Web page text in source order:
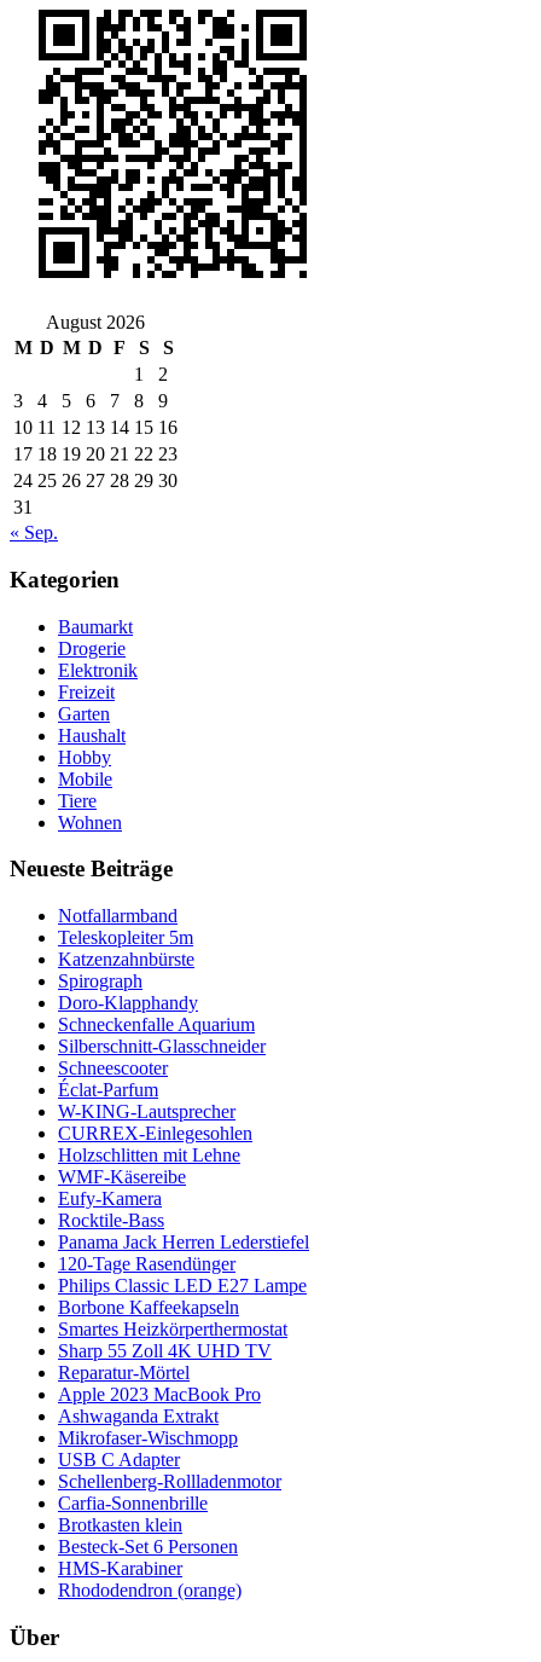
August 2026
M D M D F S
S
1
2
3
4 5 6 7 8
9
10 11 12 13 14 15 16
17 18 19 20 21 22 23
24 25 26 27 28 29 30
31
« Sep.
Kategorien
Baumarkt
Drogerie
Elektronik
Freizeit
Garten
Haushalt
Hobby
Mobile
Tiere
Wohnen
Neueste Beiträge
Notfallarmband
Teleskopleiter 5m
Katzenzahnbürste
Spirograph
Doro-Klapphandy
Schneckenfalle Aquarium
Silberschnitt-Glasschneider
Schneescooter
Éclat-Parfum
W-KING-Lautsprecher
CURREX-Einlegesohlen
Holzschlitten mit Lehne
WMF-Käsereibe
Eufy-Kamera
Rocktile-Bass
Panama Jack Herren Lederstiefel
120-Tage Rasendünger
Philips Classic LED E27 Lampe
Borbone Kaffeekapseln
Smartes Heizkörperthermostat
Sharp 55 Zoll 4K UHD TV
Reparatur-Mörtel
Apple 2023 MacBook Pro
Ashwaganda Extrakt
Mikrofaser-Wischmopp
USB C Adapter
Schellenberg-Rollladenmotor
Carfia-Sonnenbrille
Brotkasten klein
Besteck-Set 6 Personen
HMS-Karabiner
Rhododendron (orange)
Über